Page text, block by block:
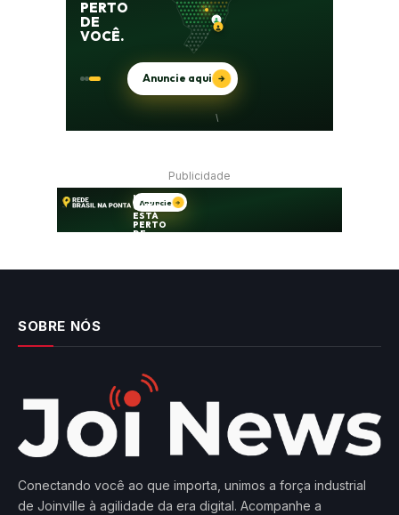
Publicidade
SOBRE NÓS
Conectando você ao que importa, unimos a força industrial
de Joinville à agilidade da era digital. Acompanhe a